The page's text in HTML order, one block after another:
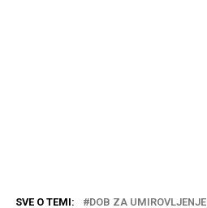
SVE O TEMI: DOB ZA UMIROVLJENJE